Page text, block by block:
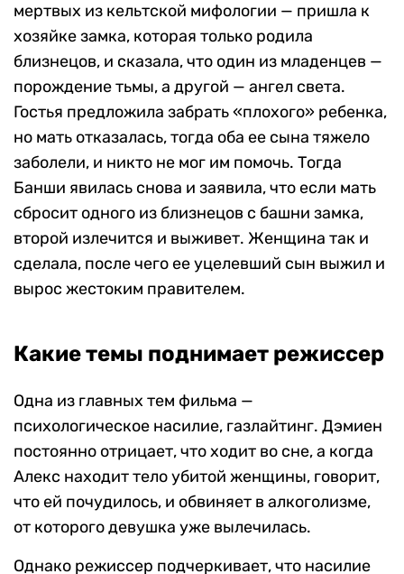
мертвых из кельтской мифологии — пришла к
хозяйке замка, которая только родила
близнецов, и сказала, что один из младенцев —
порождение тьмы, а другой — ангел света.
Гостья предложила забрать «плохого» ребенка,
но мать отказалась, тогда оба ее сына тяжело
заболели, и никто не мог им помочь. Тогда
Банши явилась снова и заявила, что если мать
сбросит одного из близнецов с башни замка,
второй излечится и выживет. Женщина так и
сделала, после чего ее уцелевший сын выжил и
вырос жестоким правителем.
Какие темы поднимает режиссер
Одна из главных тем фильма —
психологическое насилие, газлайтинг. Дэмиен
постоянно отрицает, что ходит во сне, а когда
Алекс находит тело убитой женщины, говорит,
что ей почудилось, и обвиняет в алкоголизме,
от которого девушка уже вылечилась.
Однако режиссер подчеркивает, что насилие